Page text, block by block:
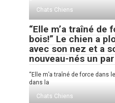
Chats Chiens
“Elle m’a traîné de
bois!” Le chien a
avec son nez et a
nouveau-nés un
“Elle m’a traîné de force dans
dans la
Chats Chiens